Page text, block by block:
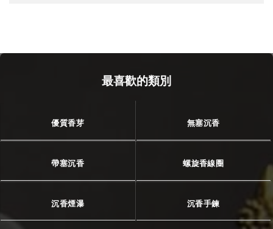
最喜歡的類別
優質香芽 無塞沉香
帶塞沉香 螺旋香線圈
沉香煙瀑 沉香手鍊